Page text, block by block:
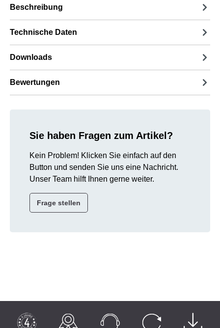
Beschreibung
Technische Daten
Downloads
Bewertungen
Sie haben Fragen zum Artikel?
Kein Problem! Klicken Sie einfach auf den
Button und senden Sie uns eine Nachricht.
Unser Team hilft Ihnen gerne weiter.
Frage stellen